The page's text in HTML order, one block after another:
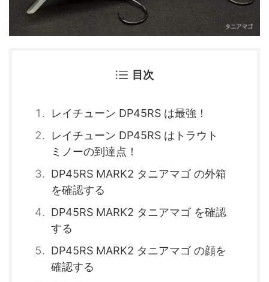
目次
レイチューン DP45RS は最強！
レイチューン DP45RS はトラウト
ミノーの到達点！
DP45RS MARK2 タニアマゴ の外箱
を確認する
DP45RS MARK2 タニアマゴ を確認
する
DP45RS MARK2 タニアマゴ の顔を
確認する